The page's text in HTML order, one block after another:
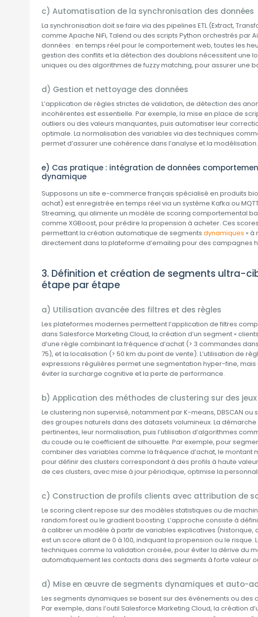
c) Automatisation de la synchronisation des données
La synchronisation doit se faire via des pipelines ETL (Extract,
comme Apache NiFi, Talend ou des scripts Python orchestrés par
données : en temps réel pour le comportement web, toutes les
gestion des conflits et la détection des doublons nécessitent une
uniques ou des algorithmes de fuzzy matching, pour assurer une
d) Gestion et nettoyage des données
L’application de règles strictes de validation, de détection des
incohérentes est essentielle. Par exemple, la mise en place de
outliers ou des valeurs manquantes, puis automatiser leur
optimale. La normalisation des variables via des techniques
permet d’assurer une cohérence dans l’analyse et la modélisation.
e) Cas pratique : intégration de données
dynamique
Supposons un site e-commerce français spécialisé en produits
achat) est enregistrée en temps réel via un système Kafka ou
Streaming, qui alimente un modèle de scoring comportemental
comme XGBoost, pour prédire la propension à acheter. Ces
permettant la création automatique de segments dynamiques « à
directement dans la plateforme d’emailing pour des campagnes
3. Définition et création de segments ultra-
étape par étape
a) Utilisation avancée des filtres et des règles
Les plateformes modernes permettent l’application de filtres
dans Salesforce Marketing Cloud, la création d’un segment «
d’une règle combinant la fréquence d’achat (> 3 commandes
75), et la localisation (> 50 km du point de vente). L’utilisation de
expressions régulières permet une segmentation hyper-fine,
éviter la surcharge cognitive et la perte de performance.
b) Application des méthodes de clustering sur des
Le clustering non supervisé, notamment par K-means, DBSCAN
des groupes naturels dans des datasets volumineux. La
pertinentes, leur normalisation, puis l’utilisation d’algorithmes
du coude ou le coefficient de silhouette. Par exemple, pour
combiner des variables comme la fréquence d’achat, le montant
pour définir des clusters correspondant à des profils à haute
de ces clusters, avec mise à jour périodique, optimise la
c) Construction de profils clients avec attribution de
Le scoring client repose sur des modèles statistiques ou de
random forest ou le gradient boosting. L’approche consiste à
à calibrer un modèle à partir de variables explicatives
est un score allant de 0 à 100, indiquant la propension ou le
techniques comme la validation croisée, pour éviter la dérive du
automatiquement les contacts dans des segments à forte valeur
d) Mise en œuvre de segments dynamiques et auto-
Les segments dynamiques se basent sur des événements ou
Par exemple, dans l’outil Salesforce Marketing Cloud, la création